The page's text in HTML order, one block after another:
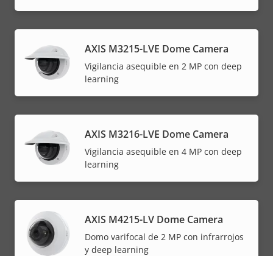
AXIS M3215-LVE Dome Camera
Vigilancia asequible en 2 MP con deep
learning
AXIS M3216-LVE Dome Camera
Vigilancia asequible en 4 MP con deep
learning
AXIS M4215-LV Dome Camera
Domo varifocal de 2 MP con infrarrojos
y deep learning